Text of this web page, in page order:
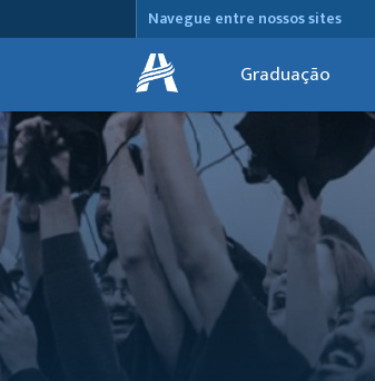
Navegue entre nossos sites
Graduação